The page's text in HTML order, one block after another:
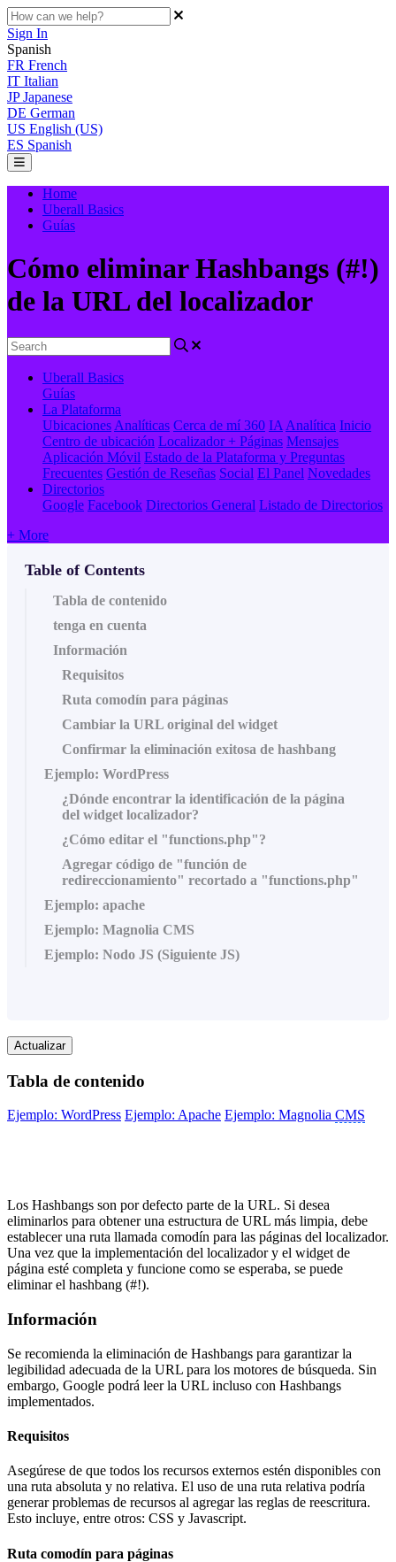
Sign In
Spanish
FR French
IT Italian
JP Japanese
DE German
US English (US)
ES Spanish
Home
Uberall Basics
Guías
Cómo eliminar Hashbangs (#!)
de la URL del localizador
Uberall Basics
Guías
La Plataforma
Ubicaciones Analíticas Cerca de mí 360 IA Analítica Inicio
Centro de ubicación Localizador + Páginas Mensajes
Aplicación Móvil Estado de la Plataforma y Preguntas
Frecuentes Gestión de Reseñas Social El Panel Novedades
Directorios
Google Facebook Directorios General Listado de Directorios
+ More
Table of Contents
Tabla de contenido
tenga en cuenta
Información
Requisitos
Ruta comodín para páginas
Cambiar la URL original del widget
Confirmar la eliminación exitosa de hashbang
Ejemplo: WordPress
¿Dónde encontrar la identificación de la página
del widget localizador?
¿Cómo editar el "functions.php"?
Agregar código de "función de
redireccionamiento" recortado a "functions.php"
Ejemplo: apache
Ejemplo: Magnolia CMS
Ejemplo: Nodo JS (Siguiente JS)
Actualizar
Tabla de contenido
Ejemplo: WordPress Ejemplo: Apache Ejemplo: Magnolia CMS
Los Hashbangs son por defecto parte de la URL. Si desea
eliminarlos para obtener una estructura de URL más limpia, debe
establecer una ruta llamada comodín para las páginas del localizador.
Una vez que la implementación del localizador y el widget de
página esté completa y funcione como se esperaba, se puede
eliminar el hashbang (#!).
Información
Se recomienda la eliminación de Hashbangs para garantizar la
legibilidad adecuada de la URL para los motores de búsqueda. Sin
embargo, Google podrá leer la URL incluso con Hashbangs
implementados.
Requisitos
Asegúrese de que todos los recursos externos estén disponibles con
una ruta absoluta y no relativa. El uso de una ruta relativa podría
generar problemas de recursos al agregar las reglas de reescritura.
Esto incluye, entre otros: CSS y Javascript.
Ruta comodín para páginas